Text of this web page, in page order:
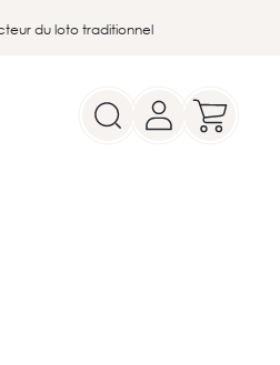
du loto traditionnel